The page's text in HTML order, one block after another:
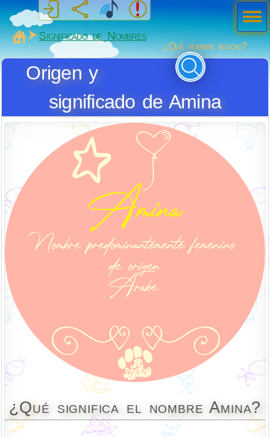
MiSabueso
Significado de Nombres
¿Qué nombre buscas?
Origen y
significado de Amina
¿Qué significa el nombre Amina?
Men
ú